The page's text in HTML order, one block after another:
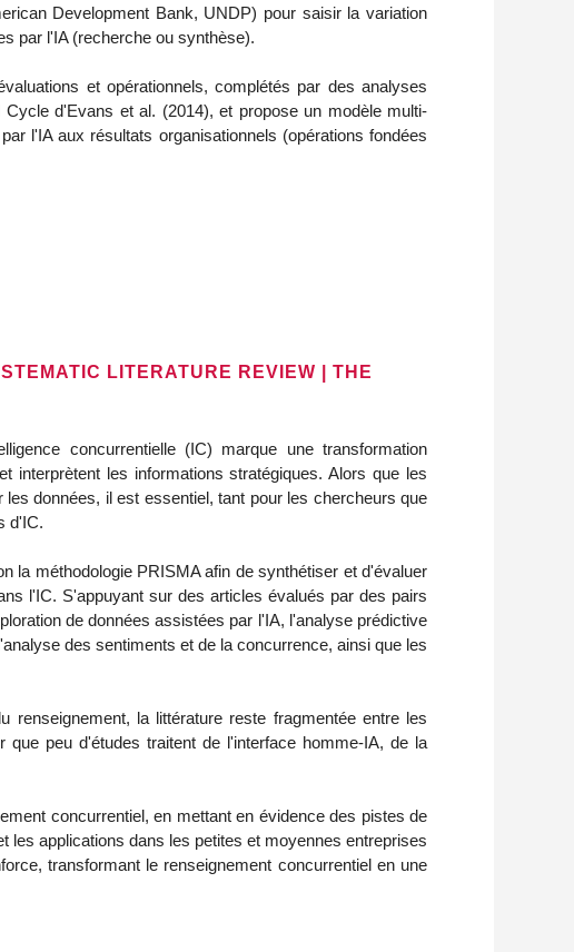
Development Bank, UNDP) pour saisir la variation
par l'IA (recherche ou synthèse).
et opérationnels, complétés par des analyses
d'Evans et al. (2014), et propose un modèle multi-
l'IA aux résultats organisationnels (opérations fondées
LITERATURE REVIEW | THE
concurrentielle (IC) marque une transformation
interprètent les informations stratégiques. Alors que les
données, il est essentiel, tant pour les chercheurs que
d'IC.
la méthodologie PRISMA afin de synthétiser et d'évaluer
l'IC. S'appuyant sur des articles évalués par des pairs
de données assistées par l'IA, l'analyse prédictive
des sentiments et de la concurrence, ainsi que les
la littérature reste fragmentée entre les
peu d'études traitent de l'interface homme-IA, de la
concurrentiel, en mettant en évidence des pistes de
les applications dans les petites et moyennes entreprises
transformant le renseignement concurrentiel en une